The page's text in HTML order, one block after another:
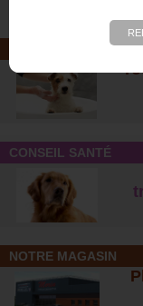
SOINS ET
CONSEIL SANTÉ
NOTRE MAGASIN